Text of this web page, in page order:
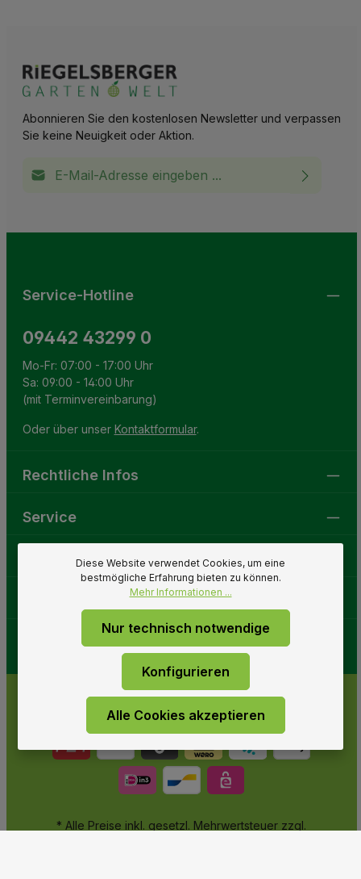
Abonnieren Sie den kostenlosen Newsletter und verpassen
Sie keine Neuigkeit oder Aktion.
Service-Hotline
09442 43299 0
Mo-Fr: 07:00 - 17:00 Uhr
Sa: 09:00 - 14:00 Uhr
(mit Terminvereinbarung)
Oder über unser Kontaktformular.
Rechtliche Infos
Service
Gartenwelt
* Alle Preise inkl. gesetzl. Mehrwertsteuer zzgl.
Diese Website verwendet Cookies, um eine
bestmögliche Erfahrung bieten zu können.
Mehr Informationen ...
Nur technisch notwendige
Konfigurieren
Alle Cookies akzeptieren